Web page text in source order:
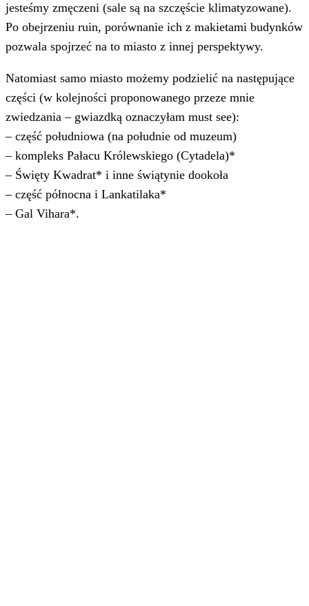
jesteśmy zmęczeni (sale są na szczęście klimatyzowane).
Po obejrzeniu ruin, porównanie ich z makietami budynków
pozwala spojrzeć na to miasto z innej perspektywy.
Natomiast samo miasto możemy podzielić na następujące
części (w kolejności proponowanego przeze mnie
zwiedzania – gwiazdką oznaczyłam must see):
– część południowa (na południe od muzeum)
– kompleks Pałacu Królewskiego (Cytadela)*
– Święty Kwadrat* i inne świątynie dookoła
– część północna i Lankatilaka*
– Gal Vihara*.